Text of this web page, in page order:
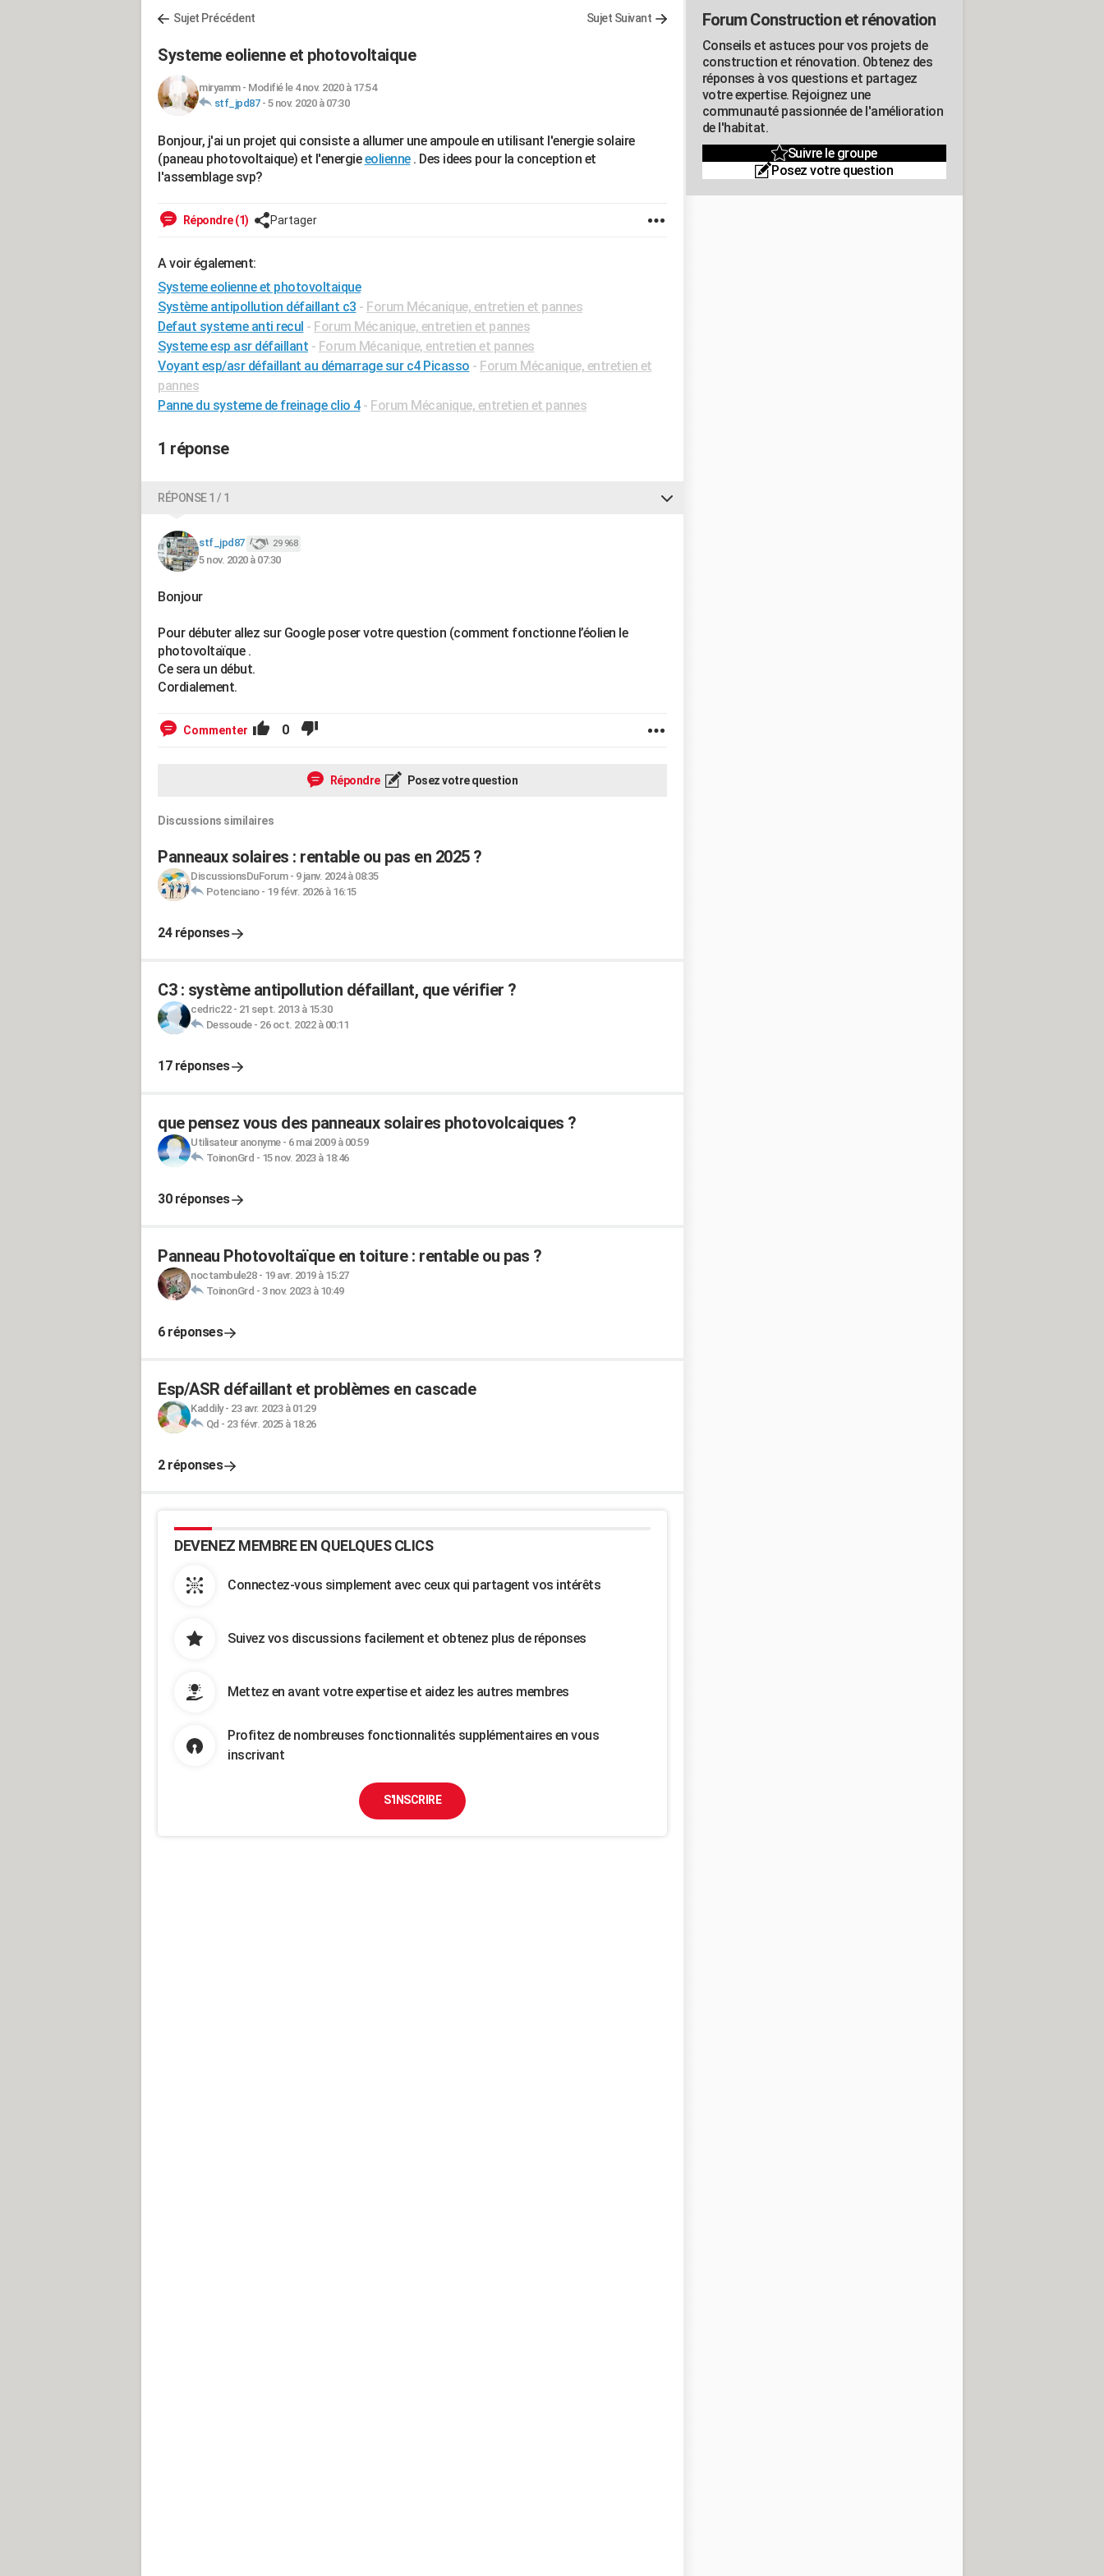
Sujet Précédent Sujet Suivant
Systeme eolienne et photovoltaique
miryamm- Modifié le 4 nov. 2020 à 17:54
stf_jpd87- 5 nov. 2020 à 07:30
Bonjour, j'ai un projet qui consiste a allumer une ampoule en utilisant l'energie solaire
(paneau photovoltaique) et l'energieeolienne. Des idees pour la conception et
l'assemblage svp?
Répondre (1) Partager
A voir également:
Systeme eolienne et photovoltaique
Système antipollution défaillant c3 - Forum Mécanique, entretien et pannes
Defaut systeme anti recul - Forum Mécanique, entretien et pannes
Systeme esp asr défaillant - Forum Mécanique, entretien et pannes
Voyant esp/asr défaillant au démarrage sur c4 Picasso - Forum Mécanique, entretien et
pannes
Panne du systeme de freinage clio 4 - Forum Mécanique, entretien et pannes
1 réponse
RÉPONSE 1 / 1
stf_jpd87 29 968
5 nov. 2020 à 07:30
Bonjour
Pour débuter allez sur Google poser votre question (comment fonctionne l’éolien le
photovoltaïque .
Ce sera un début.
Cordialement.
Commenter 0
Répondre Posez votre question
Discussions similaires
Panneaux solaires : rentable ou pas en 2025 ?
DiscussionsDuForum- 9 janv. 2024 à 08:35
Potenciano- 19 févr. 2026 à 16:15
24 réponses
C3 : système antipollution défaillant, que vérifier ?
cedric22- 21 sept. 2013 à 15:30
Dessoude- 26 oct. 2022 à 00:11
17 réponses
que pensez vous des panneaux solaires photovolcaiques ?
Utilisateur anonyme- 6 mai 2009 à 00:59
ToinonGrd - 15 nov. 2023 à 18:46
30 réponses
Panneau Photovoltaïque en toiture : rentable ou pas ?
noctambule28- 19 avr. 2019 à 15:27
ToinonGrd - 3 nov. 2023 à 10:49
6 réponses
Esp/ASR défaillant et problèmes en cascade
Kaddily- 23 avr. 2023 à 01:29
Qd - 23 févr. 2025 à 18:26
2 réponses
DEVENEZ MEMBRE EN QUELQUES CLICS
Connectez-vous simplement avec ceux qui partagent vos intérêts
Suivez vos discussions facilement et obtenez plus de réponses
Mettez en avant votre expertise et aidez les autres membres
Profitez de nombreuses fonctionnalités supplémentaires en vous
inscrivant
S'INSCRIRE
Forum Construction et rénovation
Conseils et astuces pour vos projets de
construction et rénovation. Obtenez des
réponses à vos questions et partagez
votre expertise. Rejoignez une
communauté passionnée de l'amélioration
de l'habitat.
Suivre le groupe
Posez votre question